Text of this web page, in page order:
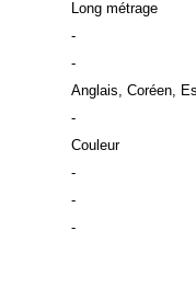
Long métrage
-
-
Anglais, Coréen,
-
Couleur
-
-
-